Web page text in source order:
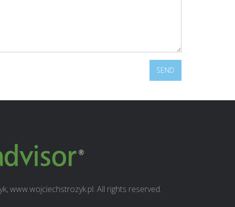
www.wojciechstrozyk.pl. All rights reserved.